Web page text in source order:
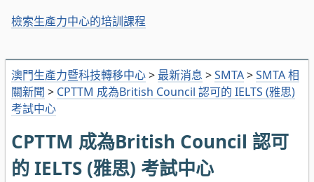
澳門生產力暨科技轉移中心> 最新消息 >SMTA>SMTA 相
關新聞 > CPTTM 成為British Council 認可的 IELTS (雅思)
考試中心
CPTTM 成為British Council 認可
的 IELTS (雅思) 考試中心
檢索生產力中心的培訓課程